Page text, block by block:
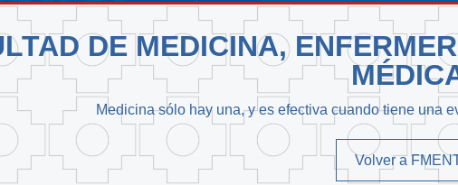
DE MEDICINA,
Medicina sólo hay una, y es efectiva cuando tiene una
Volver a